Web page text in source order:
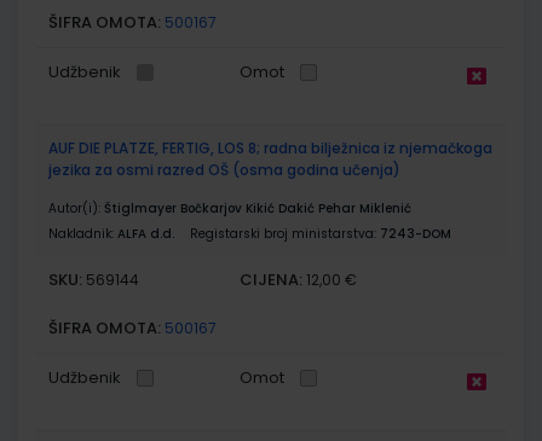
ŠIFRA OMOTA: 500167
Udžbenik Omot
AUF DIE PLATZE, FERTIG, LOS 8; radna bilježnica iz njemačkoga
jezika za osmi razred OŠ (osma godina učenja)
Autor(i): Štiglmayer Bočkarjov Kikić Dakić Pehar Miklenić
Nakladnik: ALFA d.d. Registarski broj ministarstva: 7243-DOM
SKU: 569144 CIJENA: 12,00 €
ŠIFRA OMOTA: 500167
Udžbenik Omot